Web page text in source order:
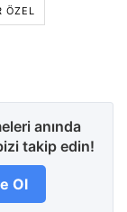
ÖZEL
anında
takip edin!
Ol